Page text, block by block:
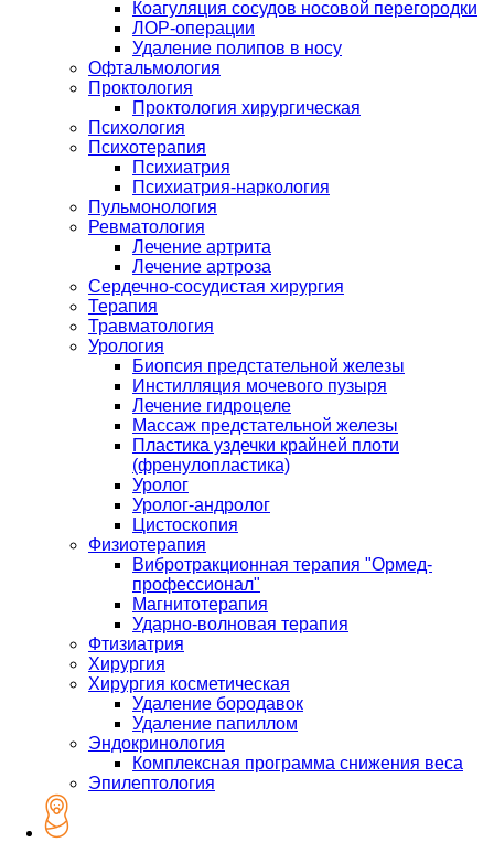
Коагуляция сосудов носовой перегородки
ЛОР-операции
Удаление полипов в носу
Офтальмология
Проктология
Проктология хирургическая
Психология
Психотерапия
Психиатрия
Психиатрия-наркология
Пульмонология
Ревматология
Лечение артрита
Лечение артроза
Сердечно-сосудистая хирургия
Терапия
Травматология
Урология
Биопсия предстательной железы
Инстилляция мочевого пузыря
Лечение гидроцеле
Массаж предстательной железы
Пластика уздечки крайней плоти
(френулопластика)
Уролог
Уролог-андролог
Цистоскопия
Физиотерапия
Вибротракционная терапия "Ормед-
профессионал"
Магнитотерапия
Ударно-волновая терапия
Фтизиатрия
Хирургия
Хирургия косметическая
Удаление бородавок
Удаление папиллом
Эндокринология
Комплексная программа снижения веса
Эпилептология